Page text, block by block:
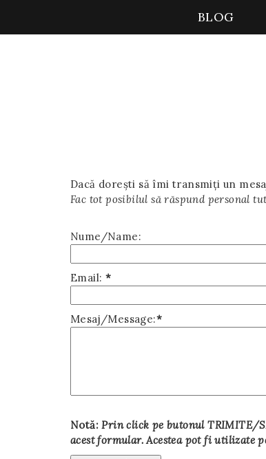
BLOG
Dacă dorești să îmi transmiți un
Fac tot posibilul să răspund personal
Nume/Name:
Email: *
Mesaj/Message:*
Notă:Prin click pe butonul TRIMITE/
acest formular. Acestea pot fi utilizate